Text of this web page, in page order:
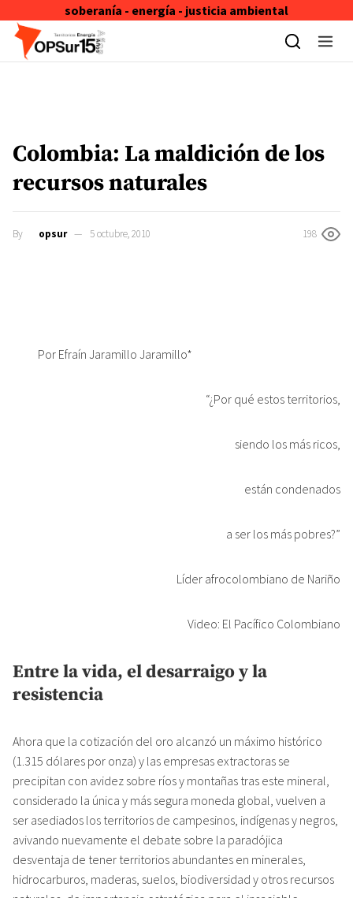
soberanía - energía - justicia ambiental
Skip to content
Colombia: La maldición de los
recursos naturales
By opsur 5 octubre, 2010 198
Por Efraín Jaramillo Jaramillo*
“¿Por qué estos territorios,
siendo los más ricos,
están condenados
a ser los más pobres?”
Líder afrocolombiano de Nariño
Video: El Pacífico Colombiano
Entre la vida, el desarraigo y la
resistencia
Ahora que la cotización del oro alcanzó un máximo histórico
(1.315 dólares por onza) y las empresas extractoras se
precipitan con avidez sobre ríos y montañas tras este mineral,
considerado la única y más segura moneda global, vuelven a
ser asediados los territorios de campesinos, indígenas y negros,
avivando nuevamente el debate sobre la paradójica
desventaja de tener territorios abundantes en minerales,
hidrocarburos, maderas, suelos, biodiversidad y otros recursos